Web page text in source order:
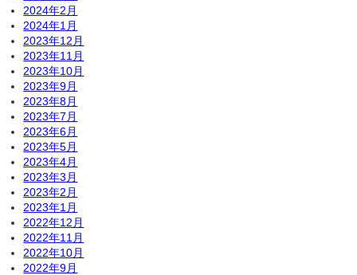
2024年2月
2024年1月
2023年12月
2023年11月
2023年10月
2023年9月
2023年8月
2023年7月
2023年6月
2023年5月
2023年4月
2023年3月
2023年2月
2023年1月
2022年12月
2022年11月
2022年10月
2022年9月